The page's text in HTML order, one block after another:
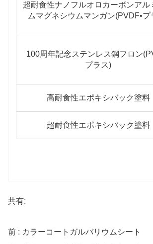
超耐食性ナノフルオロカーボンアル
ムマグネシウムマンガン(PVDF•プ
100周年記念ステンレス鋼フロン
プラス)
高耐食性エポキシバック塗料
超耐食性エポキシバック塗料
共有:
前 : カラーコートガルバリウムシート